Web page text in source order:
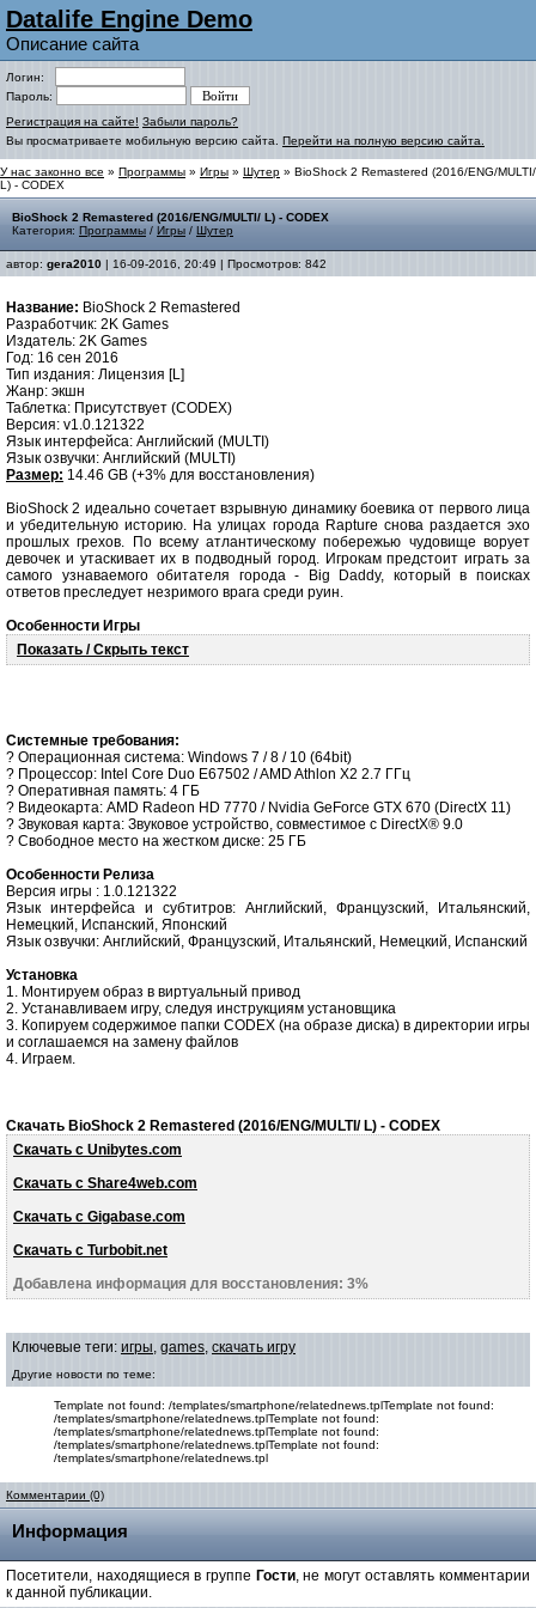
Datalife Engine Demo
Описание сайта
Логин:
Пароль:
Регистрация на сайте! Забыли пароль?
Вы просматриваете мобильную версию сайта. Перейти на полную версию сайта.
У нас законно все » Программы » Игры » Шутер » BioShock 2 Remastered (2016/ENG/MULTI/
L) - CODEX
BioShock 2 Remastered (2016/ENG/MULTI/ L) - CODEX
Категория: Программы / Игры / Шутер
автор: gera2010 | 16-09-2016, 20:49 | Просмотров: 842
Название: BioShock 2 Remastered
Разработчик: 2K Games
Издатель: 2K Games
Год: 16 сен 2016
Тип издания: Лицензия [L]
Жанр: экшн
Таблетка: Присутствует (CODEX)
Версия: v1.0.121322
Язык интерфейса: Английский (MULTI)
Язык озвучки: Английский (MULTI)
Размер: 14.46 GB (+3% для восстановления)
BioShock 2 идеально сочетает взрывную динамику боевика от первого лица
и убедительную историю. На улицах города Rapture снова раздается эхо
прошлых грехов. По всему атлантическому побережью чудовище ворует
девочек и утаскивает их в подводный город. Игрокам предстоит играть за
самого узнаваемого обитателя города - Big Daddy, который в поисках
ответов преследует незримого врага среди руин.
Особенности Игры
Показать / Скрыть текст
Системные требования:
? Операционная система: Windows 7 / 8 / 10 (64bit)
? Процессор: Intel Core Duo E67502 / AMD Athlon X2 2.7 ГГц
? Оперативная память: 4 ГБ
? Видеокарта: AMD Radeon HD 7770 / Nvidia GeForce GTX 670 (DirectX 11)
? Звуковая карта: Звуковое устройство, совместимое с DirectX® 9.0
? Свободное место на жестком диске: 25 ГБ
Особенности Релиза
Версия игры : 1.0.121322
Язык интерфейса и субтитров: Английский, Французский, Итальянский,
Немецкий, Испанский, Японский
Язык озвучки: Английский, Французский, Итальянский, Немецкий, Испанский
Установка
1. Монтируем образ в виртуальный привод
2. Устанавливаем игру, следуя инструкциям установщика
3. Копируем содержимое папки CODEX (на образе диска) в директории игры
и соглашаемся на замену файлов
4. Играем.
Скачать BioShock 2 Remastered (2016/ENG/MULTI/ L) - CODEX
Скачать с Unibytes.com
Скачать с Share4web.com
Скачать с Gigabase.com
Скачать с Turbobit.net
Добавлена информация для восстановления: 3%
Ключевые теги: игры, games, скачать игру
Другие новости по теме:
Template not found: /templates/smartphone/relatednews.tplTemplate not found:
/templates/smartphone/relatednews.tplTemplate not found:
/templates/smartphone/relatednews.tplTemplate not found:
/templates/smartphone/relatednews.tplTemplate not found:
/templates/smartphone/relatednews.tpl
Комментарии (0)
Информация
Посетители, находящиеся в группе Гости, не могут оставлять комментарии
к данной публикации.